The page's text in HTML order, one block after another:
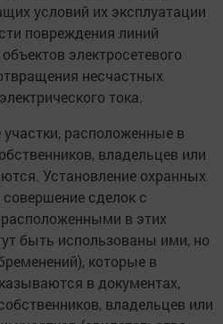
условий их эксплуатации
повреждения линий
электросетевого
несчастных
тока.
расположенные в
владельцев или
Установление охранных
совершение сделок с
в этих
быть использованы ими, но
которые в
в документах,
владельцев или